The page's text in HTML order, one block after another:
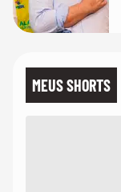
MEUS SHORTS